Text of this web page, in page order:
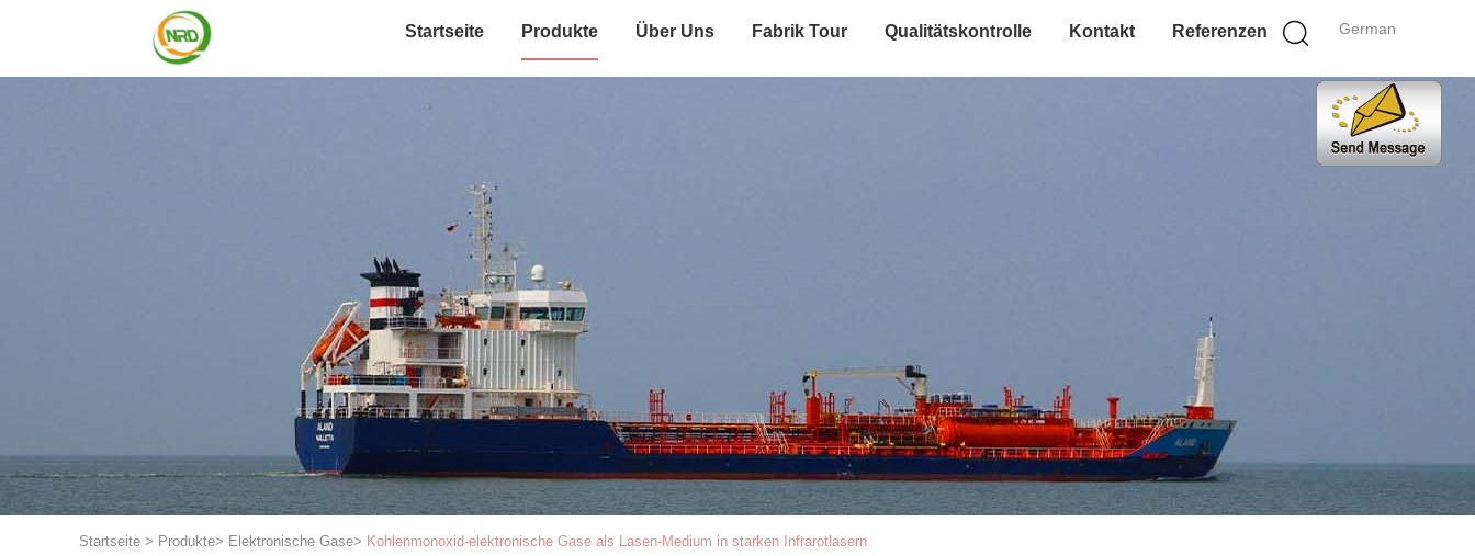
German
Startseite Produkte Über Uns Fabrik Tour Qualitätskontrolle Kontakt Referenzen
Startseite > Produkte> Elektronische Gase> Kohlenmonoxid-elektronische Gase als Lasen-Medium in starken Infrarotlasern